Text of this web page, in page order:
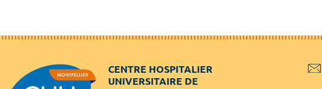
CENTRE HOSPITALIER
UNIVERSITAIRE DE